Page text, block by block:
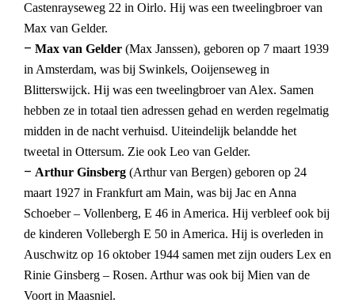
Castenrayseweg 22 in Oirlo. Hij was een tweelingbroer van
Max van Gelder.
– Max van Gelder (Max Janssen), geboren op 7 maart 1939
in Amsterdam, was bij Swinkels, Ooijenseweg in
Blitterswijck. Hij was een tweelingbroer van Alex. Samen
hebben ze in totaal tien adressen gehad en werden regelmatig
midden in de nacht verhuisd. Uiteindelijk belandde het
tweetal in Ottersum. Zie ook Leo van Gelder.
– Arthur Ginsberg (Arthur van Bergen) geboren op 24
maart 1927 in Frankfurt am Main, was bij Jac en Anna
Schoeber – Vollenberg, E 46 in America. Hij verbleef ook bij
de kinderen Vollebergh E 50 in America. Hij is overleden in
Auschwitz op 16 oktober 1944 samen met zijn ouders Lex en
Rinie Ginsberg – Rosen. Arthur was ook bij Mien van de
Voort in Maasniel.